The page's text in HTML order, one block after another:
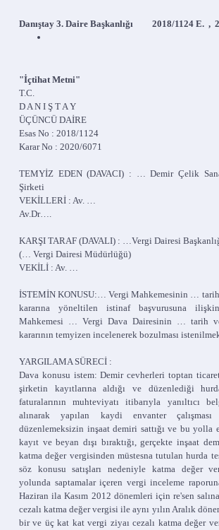
Danıştay 3. Daire Başkanlığı 2018/1124 E. ,
"İçtihat Metni"
T.C.
D A N I Ş T A Y
ÜÇÜNCÜ DAİRE
Esas No : 2018/1124
Karar No : 2020/6071
TEMYİZ EDEN (DAVACI) : … Demir Çelik
Şirketi
VEKİLLERİ : Av. …
Av.Dr….
KARŞI TARAF (DAVALI) : …Vergi Dairesi
(… Vergi Dairesi Müdürlüğü)
VEKİLİ : Av. …
İSTEMİN KONUSU:… Vergi Mahkemesinin …
kararına yöneltilen istinaf başvurusuna
Mahkemesi … Vergi Dava Dairesinin … tarih
kararının temyizen incelenerek bozulması
YARGILAMA SÜRECİ :
Dava konusu istem: Demir cevherleri toptan
şirketin kayıtlarına aldığı ve düzenlediği
faturalarının muhteviyatı itibarıyla yanıltıcı
alınarak yapılan kaydi envanter
düzenlemeksizin inşaat demiri sattığı ve bu yolla
kayıt ve beyan dışı bıraktığı, gerçekte inşaat
katma değer vergisinden müstesna tutulan hurda
söz konusu satışları nedeniyle katma değer
yolunda saptamalar içeren vergi inceleme
Haziran ila Kasım 2012 dönemleri için re'sen
cezalı katma değer vergisi ile aynı yılın Aralık
bir ve üç kat kat vergi ziyaı cezalı katma değer